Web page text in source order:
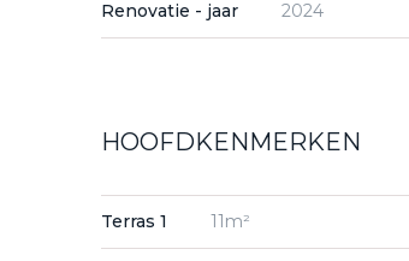
Renovatie - jaar 2024
HOOFDKENMERKEN
Terras 1 11m²